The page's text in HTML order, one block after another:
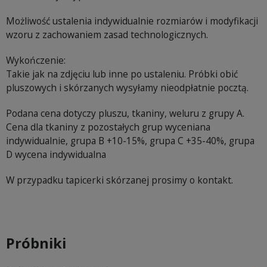
Możliwość ustalenia indywidualnie rozmiarów i modyfikacji
wzoru z zachowaniem zasad technologicznych.
Wykończenie:
Takie jak na zdjęciu lub inne po ustaleniu. Próbki obić
pluszowych i skórzanych wysyłamy nieodpłatnie pocztą.
Podana cena dotyczy pluszu, tkaniny, weluru z grupy A.
Cena dla tkaniny z pozostałych grup wyceniana
indywidualnie, grupa B +10-15%, grupa C +35-40%, grupa
D wycena indywidualna
W przypadku tapicerki skórzanej prosimy o kontakt.
Próbniki